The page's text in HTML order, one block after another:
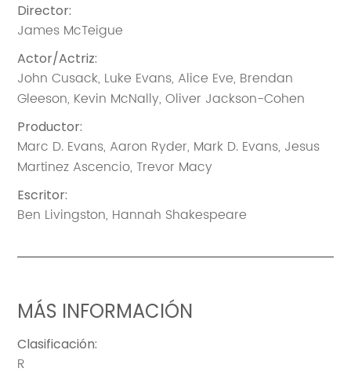
Director:
James McTeigue
Actor/Actriz:
John Cusack, Luke Evans, Alice Eve, Brendan
Gleeson, Kevin McNally,Oliver Jackson-Cohen
Productor:
Marc D. Evans, Aaron Ryder, Mark D. Evans, Jesus
Martinez Ascencio,Trevor Macy
Escritor:
Ben Livingston, Hannah Shakespeare
MÁS INFORMACIÓN
Clasificación:
R